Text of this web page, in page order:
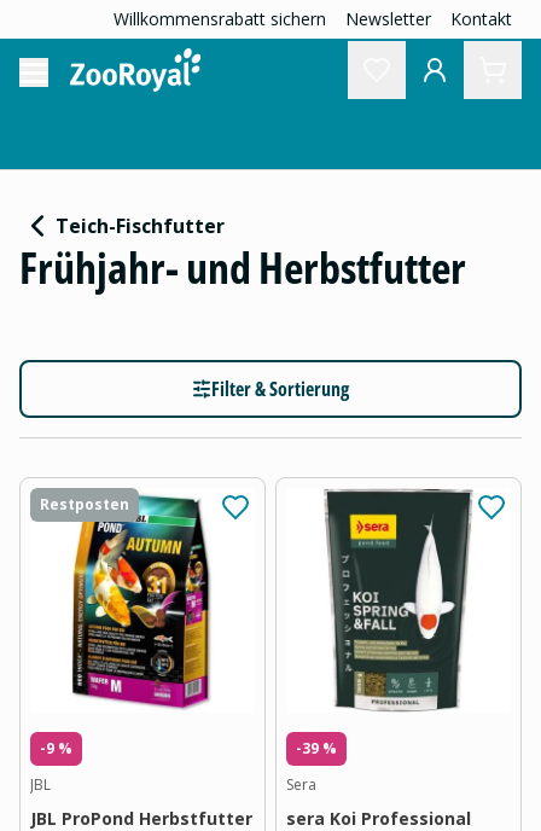
Willkommensrabatt sichern Newsletter Kontakt
Teich-Fischfutter
Frühjahr- und Herbstfutter
Filter & Sortierung
Restposten
-9 %
JBL
JBL ProPond Herbstfutter
-39 %
Sera
sera Koi Professional